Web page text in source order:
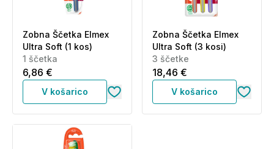
Zobna Ščetka Elmex
Ultra Soft (1 kos)
1 ščetka
6,86 €
V košarico
Zobna Ščetka Elmex
Ultra Soft (3 kosi)
3 ščetke
18,46 €
V košarico